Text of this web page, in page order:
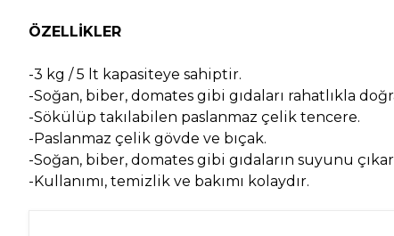
ÖZELLİKLER
-3 kg / 5 lt kapasiteye sahiptir.
-Soğan, biber, domates gibi gıdaları rahatlıkla
-Sökülüp takılabilen paslanmaz çelik tencere.
-Paslanmaz çelik gövde ve bıçak.
-Soğan, biber, domates gibi gıdaların suyunu
-Kullanımı, temizlik ve bakımı kolaydır.